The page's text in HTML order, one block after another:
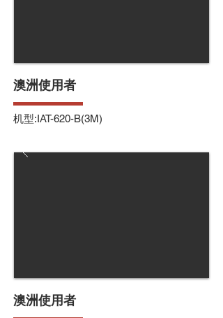
澳洲使用者
机型:IAT-620-B(3M)
澳洲使用者